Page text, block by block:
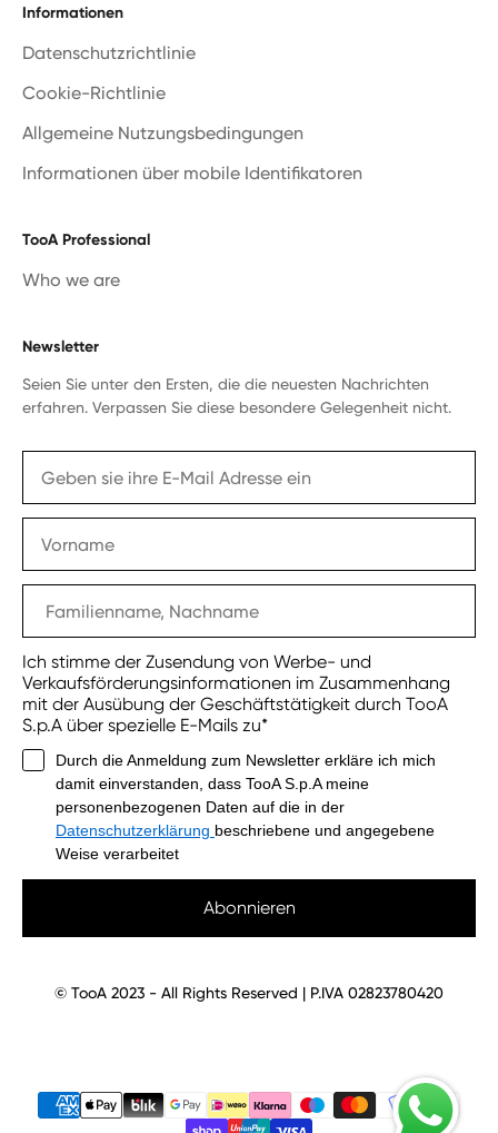
Informationen
Datenschutzrichtlinie
Cookie-Richtlinie
Allgemeine Nutzungsbedingungen
Informationen über mobile Identifikatoren
TooA Professional
Who we are
Newsletter
Seien Sie unter den Ersten, die die neuesten Nachrichten
erfahren. Verpassen Sie diese besondere Gelegenheit nicht.
Ich stimme der Zusendung von Werbe- und
Verkaufsförderungsinformationen im Zusammenhang
mit der Ausübung der Geschäftstätigkeit durch TooA
S.p.A über spezielle E-Mails zu*
Durch die Anmeldung zum Newsletter erkläre ich mich
damit einverstanden, dass TooA S.p.A meine
personenbezogenen Daten auf die in der
Datenschutzerklärung beschriebene und angegebene
Weise verarbeitet
Abonnieren
© TooA 2023 - All Rights Reserved | P.IVA 02823780420